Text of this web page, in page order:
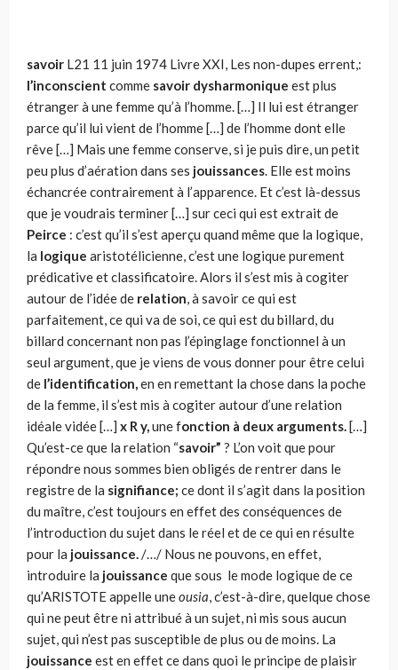
savoir L21 11 juin 1974 Livre XXI, Les non-dupes errent,:
l’inconscient comme savoir dysharmonique est plus
étran­ger à une femme qu’à l’homme. […] Il lui est étranger
parce qu’il lui vient de l’homme […] de l’homme dont elle
rêve […] Mais une femme conserve, si je puis dire, un petit
peu plus d’aération dans ses jouissances. Elle est moins
échancrée contrairement à l’apparence. Et c’est là-dessus
que je voudrais terminer […] sur ceci qui est extrait de
Peirce : c’est qu’il s’est aperçu quand même que la logique,
la logique aristotéli­cienne, c’est une logique purement
prédicative et classifica­toire. Alors il s’est mis à cogiter
autour de l’idée de relation, à savoir ce qui est
parfaitement, ce qui va de soi, ce qui est du billard, du
billard concernant non pas l’épinglage fonctionnel à un
seul argument, que je viens de vous donner pour être celui
de l’identification,en en remettant la chose dans la poche
de la femme, il s’est mis à cogiter autour d’une relation
idéale vidée […] x R y,une fonction à deux arguments. […]
Qu’est-ce que la relation “savoir” ? L’on voit que pour
répondre nous sommes bien obligés de rentrer dans le
registre de la signifiance; ce dont il s’agit dans la position
du maître, c’est toujours en effet des consé­quences de
l’introduction du sujet dans le réel et de ce qui en résulte
pour la jouissance./…/ Nous ne pouvons, en effet,
introduire la jouissance que sous le mode logique de ce
qu’ARISTOTE appelle uneousia, c’est-à-dire, quelque chose
qui ne peut être ni attribué à un sujet, ni mis sous aucun
sujet, qui n’est pas suscep­tible de plus ou de moins. La
jouissance est en effet ce dans quoi le principe de plaisir